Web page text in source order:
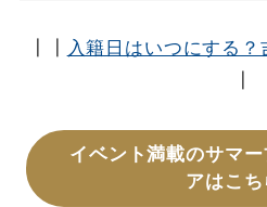
入籍日はいつにする
イベント満載のサマ
アはこち